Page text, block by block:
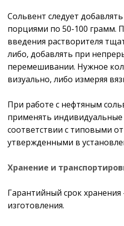
Сольвент следует
порциями по 50-100 грамм.
введения растворителя
либо, добавлять при
перемешивании. Нужное
визуально, либо измеряя
При работе с нефтяным
применять
соответствии с типовыми
утвержденными в
Хранение и
Гарантийный срок хранения
изготовления.